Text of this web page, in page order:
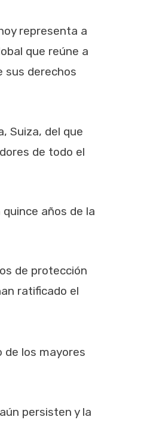
representa a
que reúne a
sus derechos
Suiza, del que
de todo el
años de la
de protección
ratificado el
de los mayores
persisten y la